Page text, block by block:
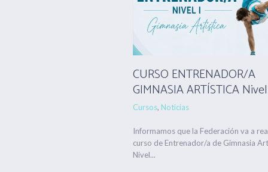
CURSO ENTRENADOR/A
GIMNASIA ARTÍSTICA
Cursos, Noticias
Informamos que la Federación va a
curso de Entrenador/a de Gimnasia
Nivel...